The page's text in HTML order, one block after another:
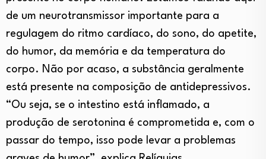
de um neurotransmissor importante para a
regulagem do ritmo cardíaco, do sono, do apetite,
do humor, da memória e da temperatura do
corpo. Não por acaso, a substância geralmente
está presente na composição de antidepressivos.
“Ou seja, se o intestino está inflamado, a
produção de serotonina é comprometida e, com o
passar do tempo, isso pode levar a problemas